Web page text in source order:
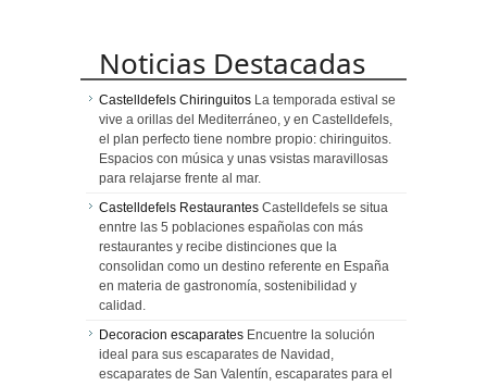
Noticias Destacadas
Castelldefels Chiringuitos La temporada estival se
vive a orillas del Mediterráneo, y en Castelldefels,
el plan perfecto tiene nombre propio: chiringuitos.
Espacios con música y unas vsistas maravillosas
para relajarse frente al mar.
Castelldefels Restaurantes Castelldefels se situa
enntre las 5 poblaciones españolas con más
restaurantes y recibe distinciones que la
consolidan como un destino referente en España
en materia de gastronomía, sostenibilidad y
calidad.
Decoracion escaparates Encuentre la solución
ideal para sus escaparates de Navidad,
escaparates de San Valentín, escaparates para el